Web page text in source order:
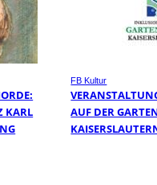
KARL
FB Kultur
AUF DER